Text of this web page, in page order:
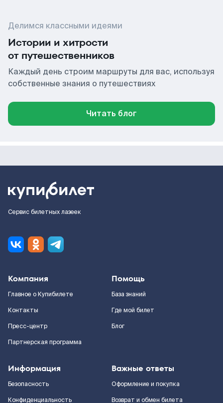
Делимся классными идеями
Истории и хитрости
от путешественников
Каждый день строим маршруты для вас, используя
собственные знания о путешествиях
Читать блог
Сервис билетных лазеек
Компания
Главное о Купибилете
Контакты
Пресс-центр
Партнерская программа
Помощь
База знаний
Где мой билет
Блог
Информация
Безопасность
Конфиденциальность
Важные ответы
Оформление и покупка
Возврат и обмен билета